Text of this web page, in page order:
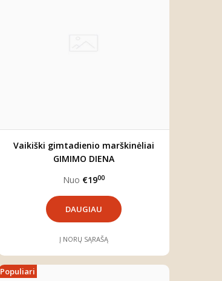
Vaikiški gimtadienio marškinėliai
GIMIMO DIENA
Nuo €1900
DAUGIAU
Į NORŲ SĄRAŠĄ
Populiari